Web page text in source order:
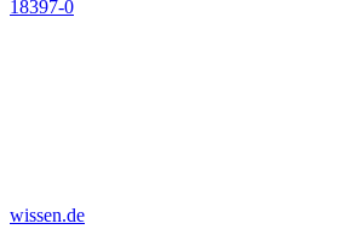
18397-0
wissen.de